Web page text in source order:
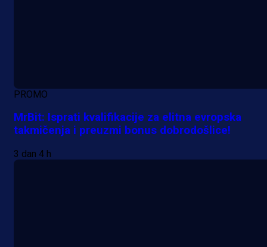
PROMO
MrBit: Isprati kvalifikacije za elitna evropska
takmičenja i preuzmi bonus dobrodošlice!
3 dan 4 h